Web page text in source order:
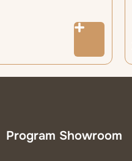
Program Showroom